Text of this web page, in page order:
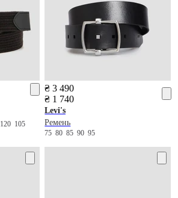
120 105
₴ 3 490
₴ 1 740
Levi's
Ремень
7580859095